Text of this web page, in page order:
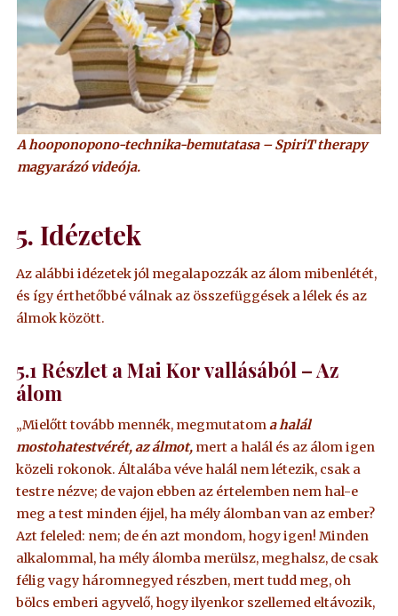
A hooponopono-technika-bemutatasa – SpiriT therapy
magyarázó videója.
5.Idézetek
Az alábbi idézetek jól megalapozzák az álom mibenlétét,
és így érthetőbbé válnak az összefüggések a lélek és az
álmok között.
5.1 Részlet a Mai Kor vallásából – Az
álom
„Mielőtt tovább mennék, megmutatoma halál
mostohatestvérét, az álmot, mert a halál és az álom igen
közeli rokonok. Általába véve halál nem létezik, csak a
testre nézve; de vajon ebben az értelemben nem hal-e
meg a test minden éjjel, ha mély álomban van az ember?
Azt feleled: nem; de én azt mondom, hogy igen! Minden
alkalommal, ha mély álomba merülsz, meghalsz, de csak
félig vagy háromnegyed részben, mert tudd meg, oh
bölcs emberi agyvelő, hogy ilyenkor szellemed eltávozik,